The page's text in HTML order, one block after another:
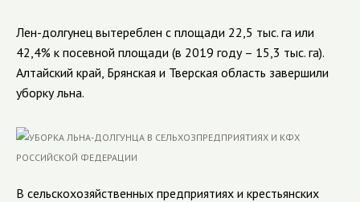
Лен-долгунец вытереблен с площади 22,5 тыс. га или
42,4% к посевной площади (в 2019 году – 15,3 тыс. га).
Алтайский край, Брянская и Тверская область завершили
уборку льна.
В сельскохозяйственных предприятиях и крестьянских